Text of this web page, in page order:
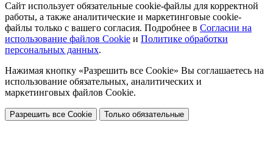
Сайт использует обязательные cookie-файлы для корректной
работы, а также аналитические и маркетинговые cookie-
файлы только с вашего согласия. Подробнее в Согласии на
использование файлов Cookie и Политике обработки
персональных данных.
Нажимая кнопку «Разрешить все Cookie» Вы соглашаетесь на
использование обязательных, аналитических и
маркетинговых файлов Cookie.
Разрешить все Cookie Только обязательные